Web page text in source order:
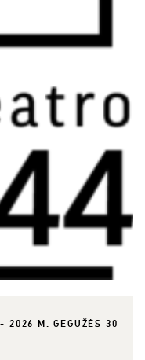
2026 M. GEGUŽĖS 30